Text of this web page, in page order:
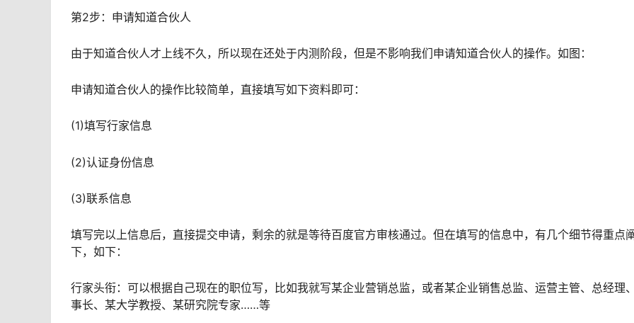
第2步：申请知道合伙人
由于知道合伙人才上线不久，所以现在还处于内测阶段，但是不影响我们申请知道合伙人的操作。如图：
申请知道合伙人的操作比较简单，直接填写如下资料即可：
(1)填写行家信息
(2)认证身份信息
(3)联系信息
填写完以上信息后，直接提交申请，剩余的就是等待百度官方审核通过。但在填写的信息中，有几个细节得重点
下，如下：
行家头衔：可以根据自己现在的职位写，比如我就写某企业营销总监，或者某企业销售总监、运营主管、总经理
事长、某大学教授、某研究院专家……等